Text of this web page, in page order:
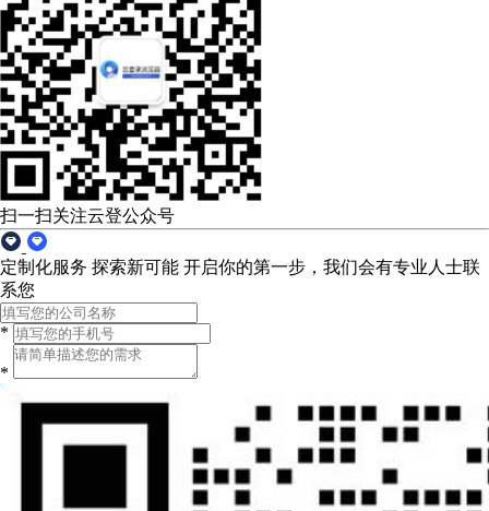
扫一扫关注云登公众号
定制化服务 探索新可能 开启你的第一步，我们会有专业人士联
系您
*
*